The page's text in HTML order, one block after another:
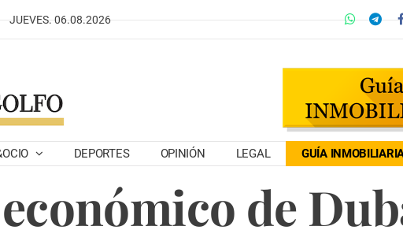
JUEVES. 06.08.2026
DEPORTES OPINIÓN LEGAL GUÍA
de